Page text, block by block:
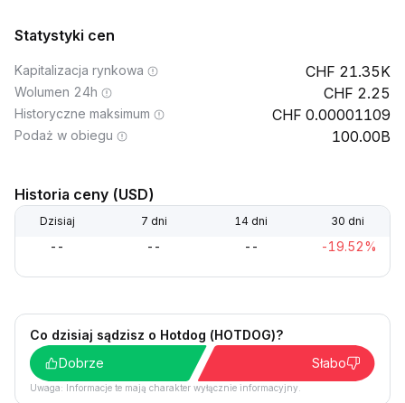
Statystyki cen
Kapitalizacja rynkowa 21.35K
Wolumen 24h 2.25
Historyczne maksimum 0.00001109
Podaż w obiegu 100.00B
Historia ceny (USD)
Dzisiaj 7 dni 14 dni 30 dni
-- -- -- -19.52%
Co dzisiaj sądzisz o Hotdog (HOTDOG)?
Dobrze
Słabo
Uwaga: Informacje te mają charakter wyłącznie informacyjny.